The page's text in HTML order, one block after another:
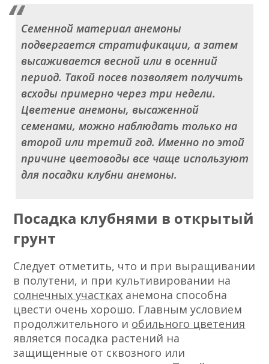
Семенной материал анемоны
подвергается стратификации, а затем
высаживается весной или в осенний
период. Такой посев позволяет получить
всходы примерно через три недели.
Цветение анемоны, высаженной
семенами, можно наблюдать только на
второй или третий год. Именно по этой
причине цветоводы все чаще используют
для посадки клубни анемоны.
Посадка клубнями в открытый
грунт
Следует отметить, что и при выращивании
в полутени, и при культивировании на
солнечных участках анемона способна
цвести очень хорошо. Главным условием
продолжительного и обильного цветения
является посадка растений на
защищенные от сквозного или